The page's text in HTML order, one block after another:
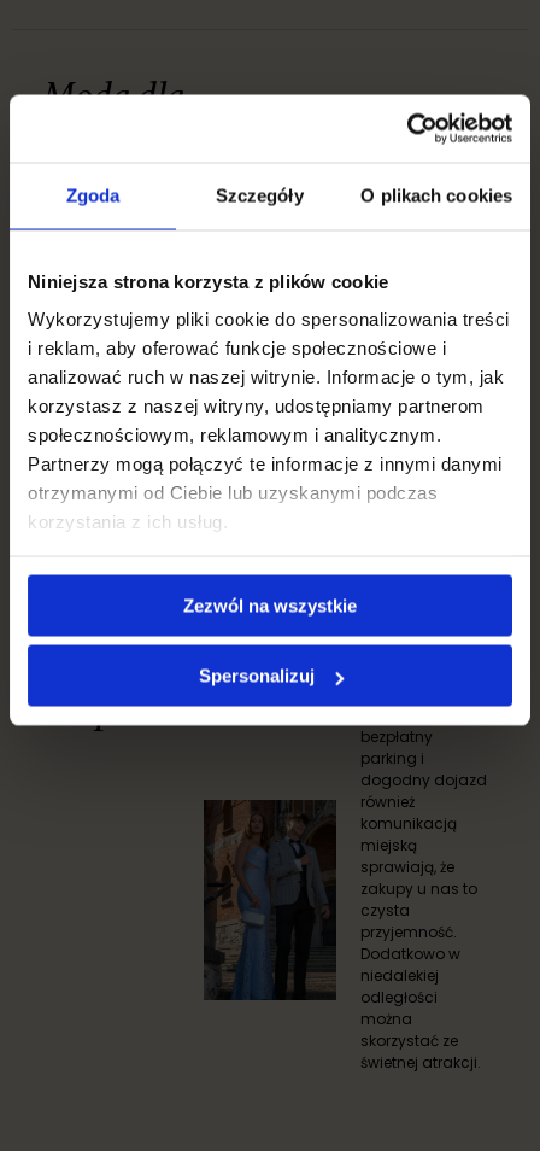
Zgoda Szczegóły O plikach cookies
Niniejsza strona korzysta z plików cookie
Wykorzystujemy pliki cookie do spersonalizowania treści
i reklam, aby oferować funkcje społecznościowe i
analizować ruch w naszej witrynie. Informacje o tym, jak
korzystasz z naszej witryny, udostępniamy partnerom
społecznościowym, reklamowym i analitycznym.
Partnerzy mogą połączyć te informacje z innymi danymi
otrzymanymi od Ciebie lub uzyskanymi podczas
korzystania z ich usług.
Zezwól na wszystkie
Spersonalizuj
Moda dla
od budżetu
Oferujemy
zarówno
jak i ekskluzywne
Handlowym
każdy znajdzie
coś dla siebie.
zakupów
bezpłatny
parking i
dogodny dojazd
również
komunikacją
miejską
sprawiają, że
zakupy u nas to
czysta
przyjemność.
Dodatkowo w
niedalekiej
odległości
można
skorzystać ze
świetnej atrakcji.